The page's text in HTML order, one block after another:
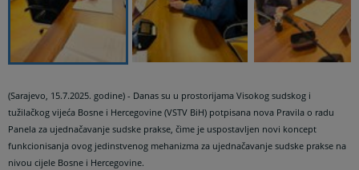
(Sarajevo, 15.7.2025. godine) - Danas su u prostorijama Visokog sudskog i
tužilačkog vijeća Bosne i Hercegovine (VSTV BiH) potpisana nova Pravila o radu
Panela za ujednačavanje sudske prakse, čime je uspostavljen novi koncept
funkcionisanja ovog jedinstvenog mehanizma za ujednačavanje sudske prakse na
nivou cijele Bosne i Hercegovine.